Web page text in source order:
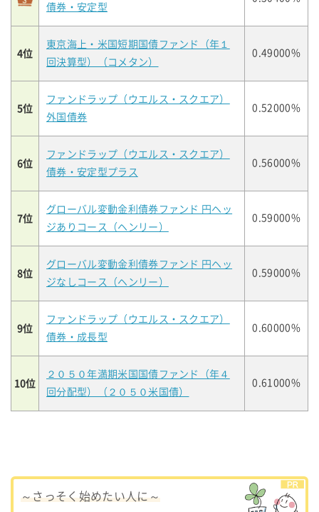
債券・安定型
4位
東京海上・米国短期国債ファンド（年１
回決算型）（コメタン）
0.49000%
5位
ファンドラップ（ウエルス・スクエア）
外国債券
0.52000%
6位
ファンドラップ（ウエルス・スクエア）
債券・安定型プラス
0.56000%
7位
グローバル変動金利債券ファンド 円ヘッ
ジありコース（ヘンリー）
0.59000%
8位
グローバル変動金利債券ファンド 円ヘッ
ジなしコース（ヘンリー）
0.59000%
9位
ファンドラップ（ウエルス・スクエア）
債券・成長型
0.60000%
10位
２０５０年満期米国国債ファンド（年４
回分配型）（２０５０米国債）
0.61000%
～さっそく始めたい人に～